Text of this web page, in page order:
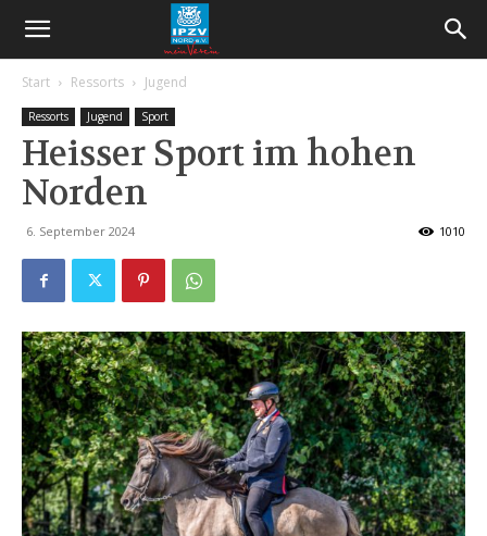
Start Ressorts Jugend
Ressorts Jugend Sport
Heisser Sport im hohen
Norden
6. September 2024 1010